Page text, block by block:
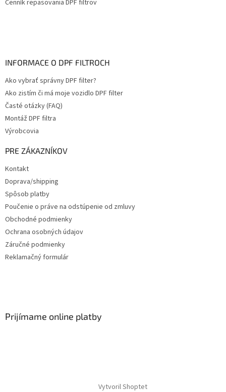
Cenník repasovania DPF filtrov
INFORMACE O DPF FILTROCH
Ako vybrať správny DPF filter?
Ako zistím či má moje vozidlo DPF filter
Časté otázky (FAQ)
Montáž DPF filtra
Výrobcovia
PRE ZÁKAZNÍKOV
Kontakt
Doprava/shipping
Spôsob platby
Poučenie o práve na odstúpenie od zmluvy
Obchodné podmienky
Ochrana osobných údajov
Záručné podmienky
Reklamačný formulár
Prijímame online platby
Vytvoril Shoptet